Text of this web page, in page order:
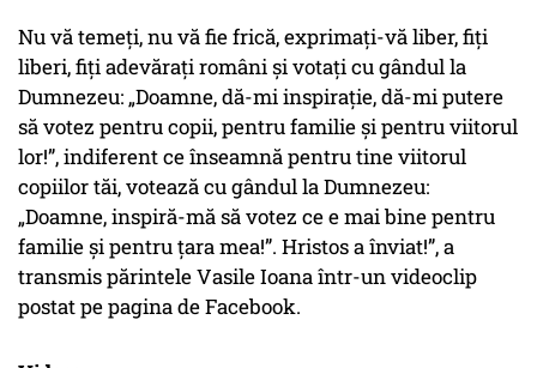
Nu vă temeți, nu vă fie frică, exprimați-vă liber, fiți
liberi, fiți adevărați români și votați cu gândul la
Dumnezeu: „Doamne, dă-mi inspirație, dă-mi putere
să votez pentru copii, pentru familie și pentru viitorul
lor!”, indiferent ce înseamnă pentru tine viitorul
copiilor tăi, votează cu gândul la Dumnezeu:
„Doamne, inspiră-mă să votez ce e mai bine pentru
familie și pentru țara mea!”. Hristos a înviat!”, a
transmis părintele Vasile Ioana într-un videoclip
postat pe pagina de Facebook.